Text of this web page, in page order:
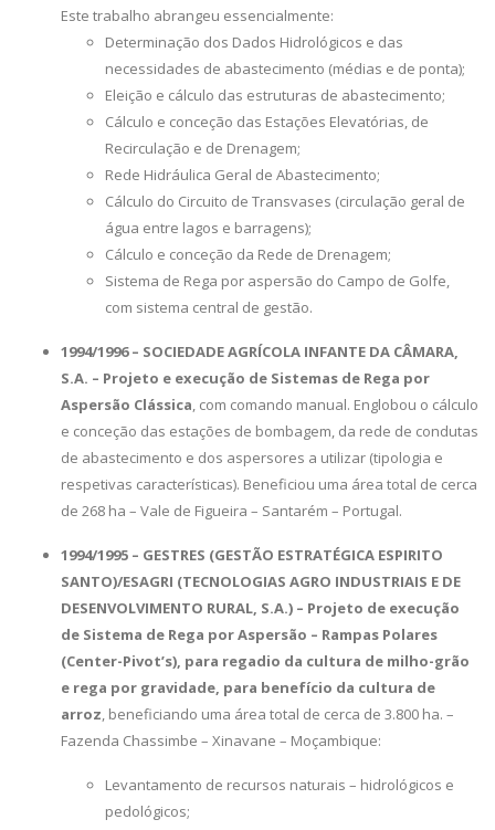
Este trabalho abrangeu essencialmente:
Determinação dos Dados Hidrológicos e das
necessidades de abastecimento (médias e de ponta);
Eleição e cálculo das estruturas de abastecimento;
Cálculo e conceção das Estações Elevatórias, de
Recirculação e de Drenagem;
Rede Hidráulica Geral de Abastecimento;
Cálculo do Circuito de Transvases (circulação geral de
água entre lagos e barragens);
Cálculo e conceção da Rede de Drenagem;
Sistema de Rega por aspersão do Campo de Golfe,
com sistema central de gestão.
1994/1996 – SOCIEDADE AGRÍCOLA INFANTE DA CÂMARA,
S.A. – Projeto e execução de Sistemas de Rega por
Aspersão Clássica, com comando manual. Englobou o cálculo
e conceção das estações de bombagem, da rede de condutas
de abastecimento e dos aspersores a utilizar (tipologia e
respetivas características). Beneficiou uma área total de cerca
de 268 ha – Vale de Figueira – Santarém – Portugal.
1994/1995 – GESTRES (GESTÃO ESTRATÉGICA ESPIRITO
SANTO)/ESAGRI (TECNOLOGIAS AGRO INDUSTRIAIS E DE
DESENVOLVIMENTO RURAL, S.A.) – Projeto de execução
de Sistema de Rega por Aspersão – Rampas Polares
(Center-Pivot’s), para regadio da cultura de milho-grão
e rega por gravidade, para benefício da cultura de
arroz, beneficiando uma área total de cerca de 3.800 ha. –
Fazenda Chassimbe – Xinavane – Moçambique:
Levantamento de recursos naturais – hidrológicos e
pedológicos;